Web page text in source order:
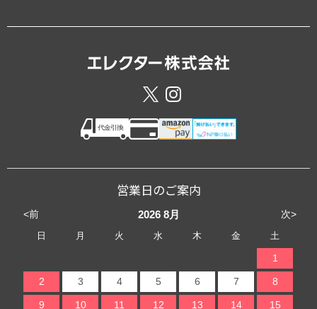
営業日のご案内
<前 次>
2026 8月
日 月 火 水 木 金 土
1
2 3 4 5 6 7 8
9 10 11 12 13 14 15